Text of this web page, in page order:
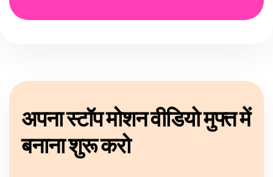
अपना स्टॉप मोशन वीडियो मुफ्त में
बनाना शुरू करो